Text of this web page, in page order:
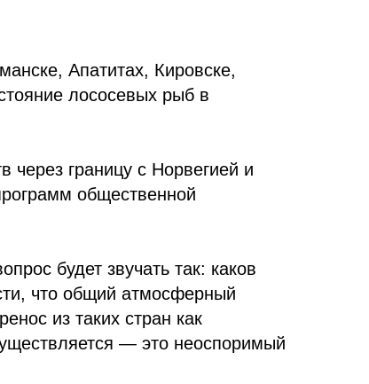
Апатитах, Кировске,
лососевых рыб в
через границу с Норвегией и
общественной
будет звучать так: каков
что общий атмосферный
из таких стран как
— это неоспоримый